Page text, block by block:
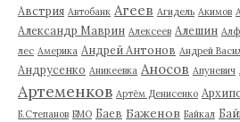
Австрия Автобанк Агеев Агидель Акимов
Александр Маврин Алексеев Алешин
лес Америка Андрей Антонов Андрей
Андрусенко Аникеевка Аносов Апуневич
Артеменков Артём Денисенко
Б.Степанов БМО Баев Баженов Байкал